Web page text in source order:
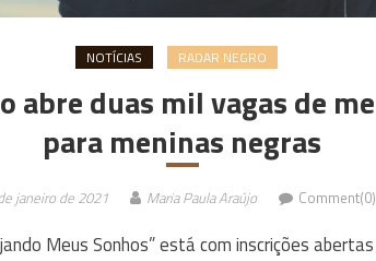
NOTÍCIAS RADAR NEGRO
abre duas mil vagas de
para meninas negras
janeiro de 2021 Maria Paula Araújo Comment(0)
Meus Sonhos” está com inscrições